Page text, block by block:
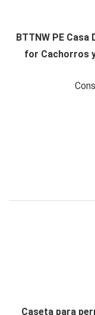
BTTNW PE
for Cachorros
Caseta para